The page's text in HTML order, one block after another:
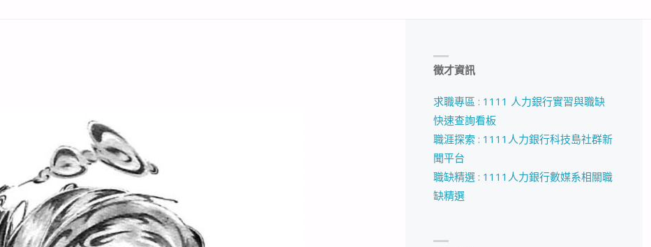
徵才資訊
求職專區 : 1111 人力銀行實習與職缺
快速查詢看板
職涯探索 : 1111人力銀行科技島社群新
聞平台
職缺精選 : 1111人力銀行數媒系相關職
缺精選